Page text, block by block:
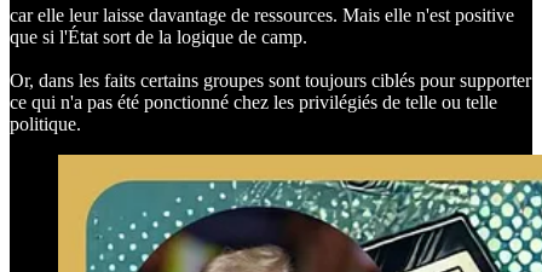
car elle leur laisse davantage de ressources. Mais elle n'est positive
que si l'État sort de la logique de camp.
Or, dans les faits certains groupes sont toujours ciblés pour supporter
ce qui n'a pas été ponctionné chez les privilégiés de telle ou telle
politique.